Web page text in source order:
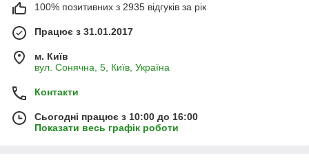
100% позитивних з 2935 відгуків за рік
Працює з 31.01.2017
м. Київ
вул. Сонячна, 5, Київ, Україна
Контакти
Сьогодні працює з 10:00 до 16:00
Показати весь графік роботи